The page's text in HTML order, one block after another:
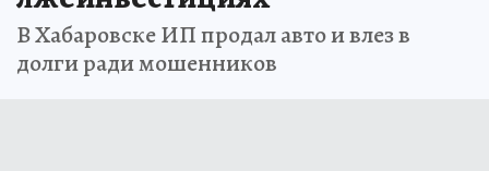
В Хабаровске ИП продал авто и влез в
долги ради мошенников